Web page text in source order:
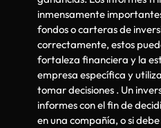
inmensamente
fondos o carteras de
correctamente, estos
fortaleza financiera y la
empresa específica y
tomar decisiones . Un
informes con el fin de
en una compañía, o si